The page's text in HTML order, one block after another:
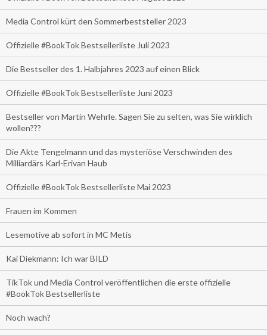
Media Control kürt den Sommerbeststeller 2023
Offizielle #BookTok Bestsellerliste Juli 2023
Die Bestseller des 1. Halbjahres 2023 auf einen Blick
Offizielle #BookTok Bestsellerliste Juni 2023
Bestseller von Martin Wehrle. Sagen Sie zu selten, was Sie wirklich
wollen???
Die Akte Tengelmann und das mysteriöse Verschwinden des
Milliardärs Karl-Erivan Haub
Offizielle #BookTok Bestsellerliste Mai 2023
Frauen im Kommen
Lesemotive ab sofort in MC Metis
Kai Diekmann: Ich war BILD
TikTok und Media Control veröffentlichen die erste offizielle
#BookTok Bestsellerliste
Noch wach?